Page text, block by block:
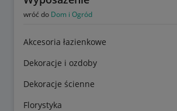
wróć do Dom i Ogród
Akcesoria łazienkowe
Dekoracje i ozdoby
Dekoracje ścienne
Florystyka